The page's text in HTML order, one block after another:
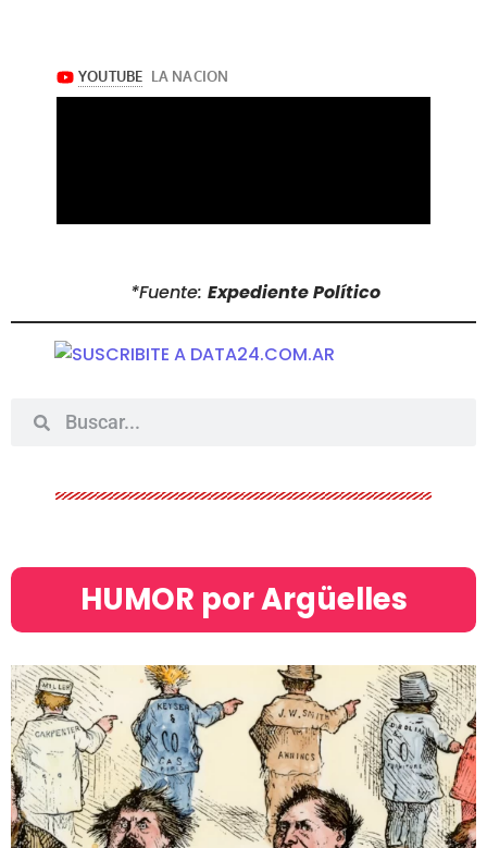
*Fuente: Expediente Político
HUMOR por Argüelles​